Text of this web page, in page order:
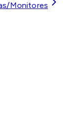
Monitores